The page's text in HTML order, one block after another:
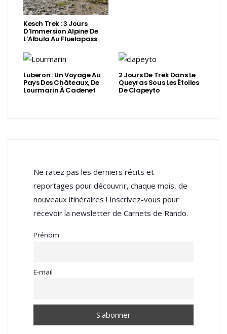
Kesch Trek : 3 Jours
D’Immersion Alpine De
L’Albula Au Fluelapass
Luberon : Un Voyage Au
Pays Des Châteaux, De
Lourmarin À Cadenet
2 Jours De Trek Dans Le
Queyras Sous Les Étoiles
De Clapeyto
Ne ratez pas les derniers récits et
reportages pour découvrir, chaque mois, de
nouveaux itinéraires ! Inscrivez-vous pour
recevoir la newsletter de Carnets de Rando.
Prénom
E-mail